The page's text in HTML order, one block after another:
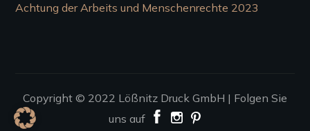
Achtung der Arbeits und Menschenrechte 2023
Copyright © 2022 Lößnitz Druck GmbH | Folgen Sie
uns auf